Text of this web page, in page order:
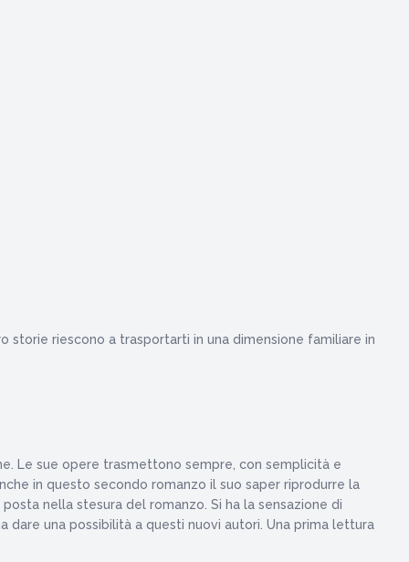
riescono a trasportarti in una dimensione familiare in
Le sue opere trasmettono sempre, con semplicità e
in questo secondo romanzo il suo saper riprodurre la
nella stesura del romanzo. Si ha la sensazione di
dare una possibilità a questi nuovi autori. Una prima lettura